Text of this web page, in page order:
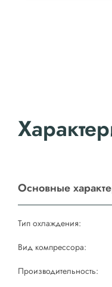
Основные
Тип охлаждения:
Вид компрессора:
Производительность: